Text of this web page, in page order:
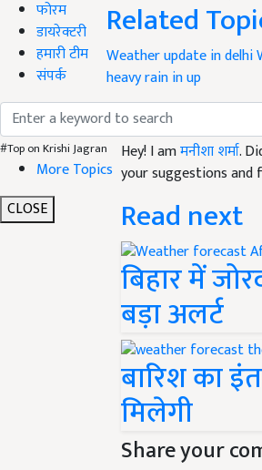
फोरम
डायरेक्टरी
हमारी टीम
संपर्क
#Top on Krishi Jagran
More Topics
CLOSE
Related
Weather update in delhi
heavy rain in up
Like this
Hey! I amमनीशा शर्मा.
your suggestions and
Read next
बिहार में
बड़ा अलर्ट
बारिश का
मिलेगी
Share your